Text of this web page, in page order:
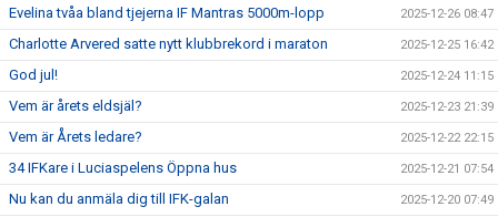
Evelina tvåa bland tjejerna IF Mantras 5000m-lopp 2025-12-26 08:47
Charlotte Arvered satte nytt klubbrekord i maraton 2025-12-25 16:42
God jul! 2025-12-24 11:15
Vem är årets eldsjäl? 2025-12-23 21:39
Vem är Årets ledare? 2025-12-22 22:15
34 IFKare i Luciaspelens Öppna hus 2025-12-21 07:54
Nu kan du anmäla dig till IFK-galan 2025-12-20 07:49